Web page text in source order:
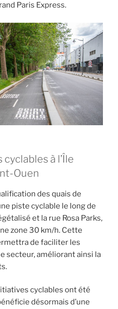
Paris Express.
à l’Île
Ouen
des quais de
piste cyclable le long de
et la rue Rosa Parks,
zone 30 km/h. Cette
de faciliter les
secteur, améliorant ainsi la
cyclables ont été
désormais d’une